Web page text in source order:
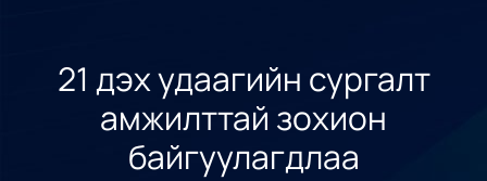
21 дэх удаагийн сургалт
амжилттай зохион
байгуулагдлаа